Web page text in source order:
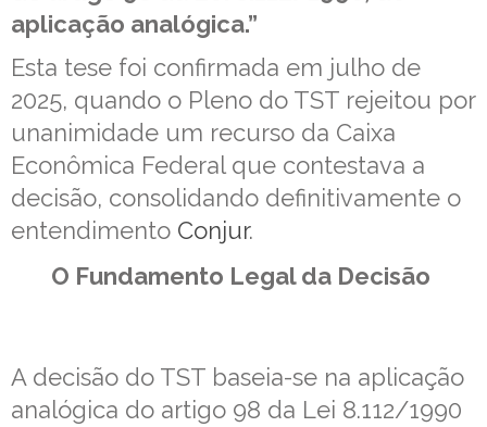
aplicação analógica.”
Esta tese foi confirmada em julho de
2025, quando o Pleno do TST rejeitou por
unanimidade um recurso da Caixa
Econômica Federal que contestava a
decisão, consolidando definitivamente o
entendimento Conjur.
O Fundamento Legal da Decisão
A decisão do TST baseia-se na aplicação
analógica do artigo 98 da Lei 8.112/1990